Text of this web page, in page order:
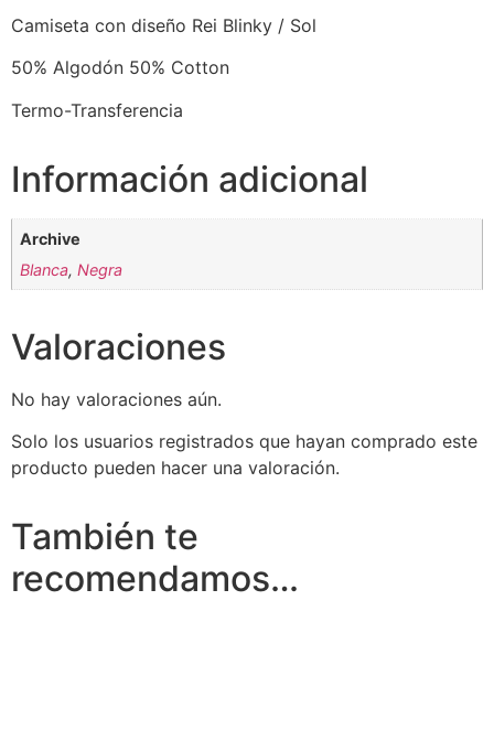
Camiseta con diseño Rei Blinky / Sol
50% Algodón 50% Cotton
Termo-Transferencia
Información adicional
Archive
Blanca,Negra
Valoraciones
No hay valoraciones aún.
Solo los usuarios registrados que hayan comprado este
producto pueden hacer una valoración.
También te
recomendamos…